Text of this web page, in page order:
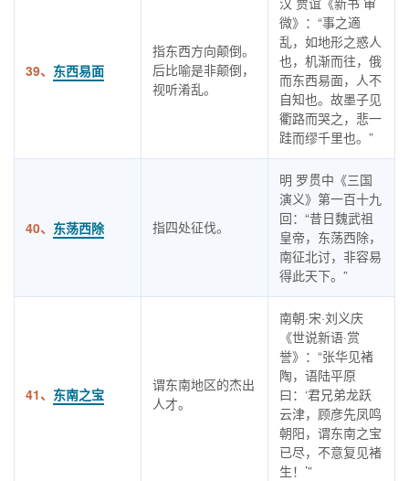
39、 东西易面
指东西方向颠倒。
后比喻是非颠倒，
视听淆乱。
微》：“事之適
乱，如地形之惑人
也，机渐而往，俄
而东西易面，人不
自知也。故墨子见
衢路而哭之，悲一
跬而缪千里也。”
40、 东荡西除 指四处征伐。
明 罗贯中《三国
演义》第一百十九
回：“昔日魏武祖
皇帝，东荡西除，
南征北讨，非容易
得此天下。”
41、 东南之宝
谓东南地区的杰出
人才。
南朝·宋·刘义庆
《世说新语·赏
誉》：“张华见褚
陶，语陆平原
曰：‘君兄弟龙跃
云津，顾彦先凤鸣
朝阳，谓东南之宝
已尽，不意复见褚
生！’”